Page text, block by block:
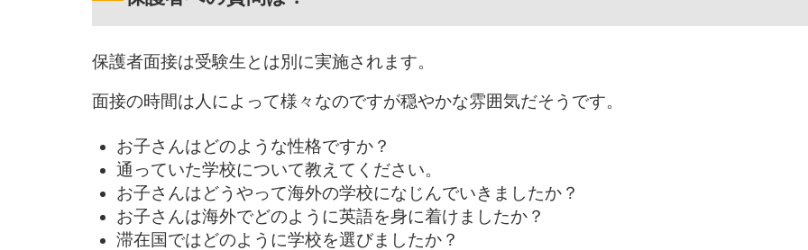
保護者面接は受験生とは別に実施されます。
面接の時間は人によって様々なのですが穏やかな雰囲気だそうです。
お子さんはどのような性格ですか？
通っていた学校について教えてください。
お子さんはどうやって海外の学校になじんでいきましたか？
お子さんは海外でどのように英語を身に着けましたか？
滞在国ではどのように学校を選びましたか？